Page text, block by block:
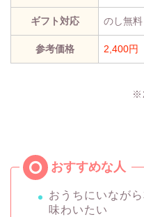
ギフト対応 のし無料
参考価格 2,400円
おうちにいなが
味わいたい